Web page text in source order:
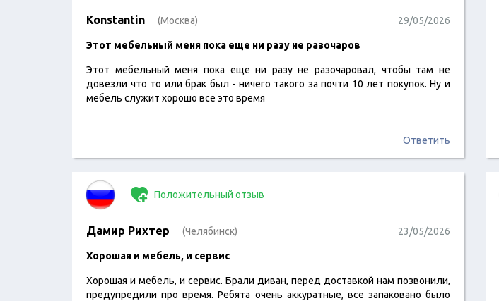
Konstantin (Москва) 29/05/2026
​Этот мебельный меня пока еще ни разу не разочаров
Этот мебельный меня пока еще ни разу не разочаровал, чтобы там не
довезли что то или брак был - ничего такого за почти 10 лет покупок. Ну и
мебель служит хорошо все это время
Ответить
Положительный отзыв
Дамир Рихтер (Челябинск) 23/05/2026
​Хорошая и мебель, и сервис
Хорошая и мебель, и сервис. Брали диван, перед доставкой нам позвонили,
предупредили про время. Ребята очень аккуратные, все запаковано было